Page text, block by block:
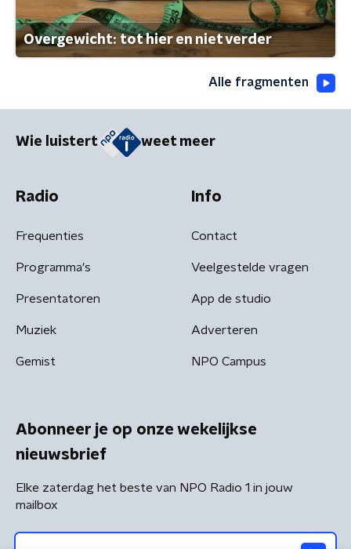
Overgewicht: tot hier en niet verder
Alle fragmenten
Wie luistert weet meer
Radio
Frequenties
Programma's
Presentatoren
Muziek
Gemist
Info
Contact
Veelgestelde vragen
App de studio
Adverteren
NPO Campus
Abonneer je op onze wekelijkse
nieuwsbrief
Elke zaterdag het beste van NPO Radio 1 in jouw
mailbox